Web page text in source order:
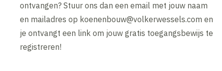
ontvangen? Stuur ons dan een email met jouw naam
en mailadres op koenenbouw@volkerwessels.com en
je ontvangt een link om jouw gratis toegangsbewijs te
registreren!